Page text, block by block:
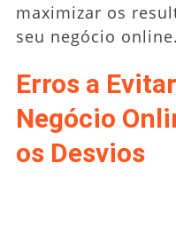
maximizar os
seu negócio online.
Erros a
Negócio
os Desvios